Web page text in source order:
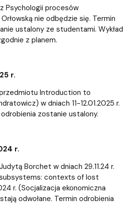
z Psychologii procesów
nie odbędzie się. Termin
ustalony ze studentami. Wykład
z planem.
r.
przedmiotu Introduction to
w dniach 11-12.01.2025 r.
zostanie ustalony.
r.
Borchet w dniach 29.11.24 r.
contexts of lost
r. (Socjalizacja ekonomiczna
odwołane. Termin odrobienia